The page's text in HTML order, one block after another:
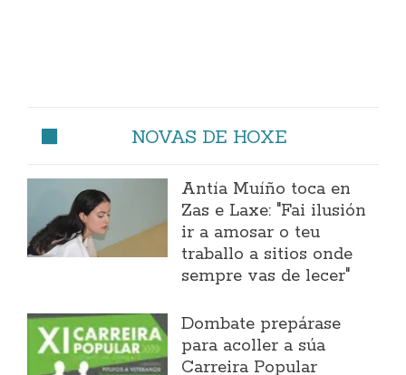
NOVAS DE HOXE
Antía Muíño toca en
Zas e Laxe: "Fai ilusión
ir a amosar o teu
traballo a sitios onde
sempre vas de lecer"
Dombate prepárase
para acoller a súa
Carreira Popular